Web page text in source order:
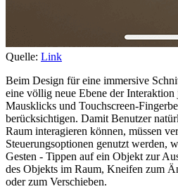
Quelle: Link
Beim Design für eine immersive
eine völlig neue Ebene der Interaktion
Mausklicks und Touchscreen-
berücksichtigen. Damit Benutzer
Raum interagieren können, müssen
Steuerungsoptionen genutzt werden,
Gesten - Tippen auf ein Objekt zur
des Objekts im Raum, Kneifen zum
oder zum Verschieben.